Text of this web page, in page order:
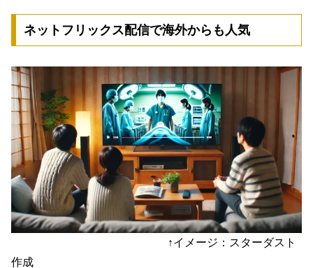
ネットフリックス配信で海外からも人気
↑イメージ：スターダスト
作成